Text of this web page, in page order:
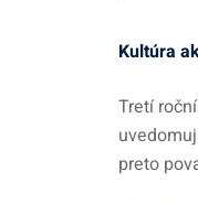
Kultúra
Tretí
preto